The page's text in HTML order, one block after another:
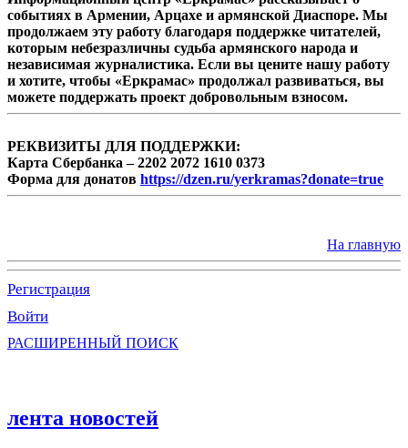
событиях в Армении, Арцахе и армянской Диаспоре. Мы
продолжаем эту работу благодаря поддержке читателей,
которым небезразличны судьба армянского народа и
независимая журналистика. Если вы цените нашу работу
и хотите, чтобы «Еркрамас» продолжал развиваться, вы
можете поддержать проект добровольным взносом.
РЕКВИЗИТЫ ДЛЯ ПОДДЕРЖКИ:
Карта Сбербанка – 2202 2072 1610 0373
Форма для донатов https://dzen.ru/yerkramas?donate=true
На главную
Регистрация
Войти
РАСШИРЕННЫЙ ПОИСК
лента новостей